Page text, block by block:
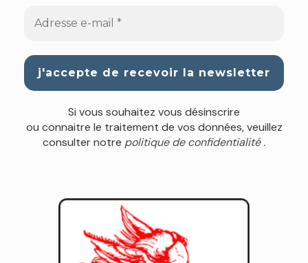
Si vous souhaitez vous désinscrire
ou connaitre le traitement de vos données, veuillez
consulter notre politique de confidentialité .